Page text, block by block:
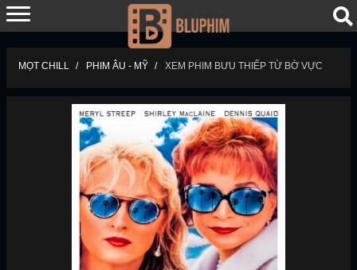
MỌT CHILL PHIM ÂU - MỸ XEM PHIM BƯU THIẾP TỪ BỜ VỰC